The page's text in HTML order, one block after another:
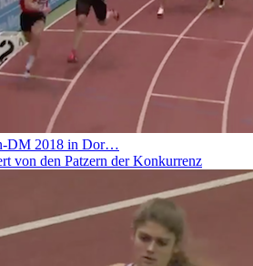
DM 2018 in Dor…
von den Patzern der Konkurrenz